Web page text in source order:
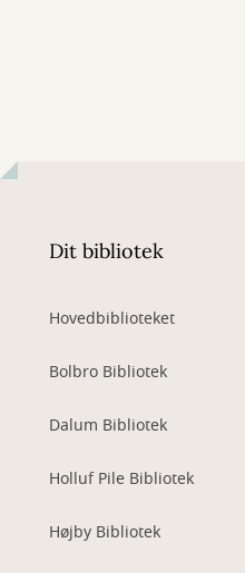
Dit bibliotek
Hovedbiblioteket
Bolbro Bibliotek
Dalum Bibliotek
Holluf Pile Bibliotek
Højby Bibliotek